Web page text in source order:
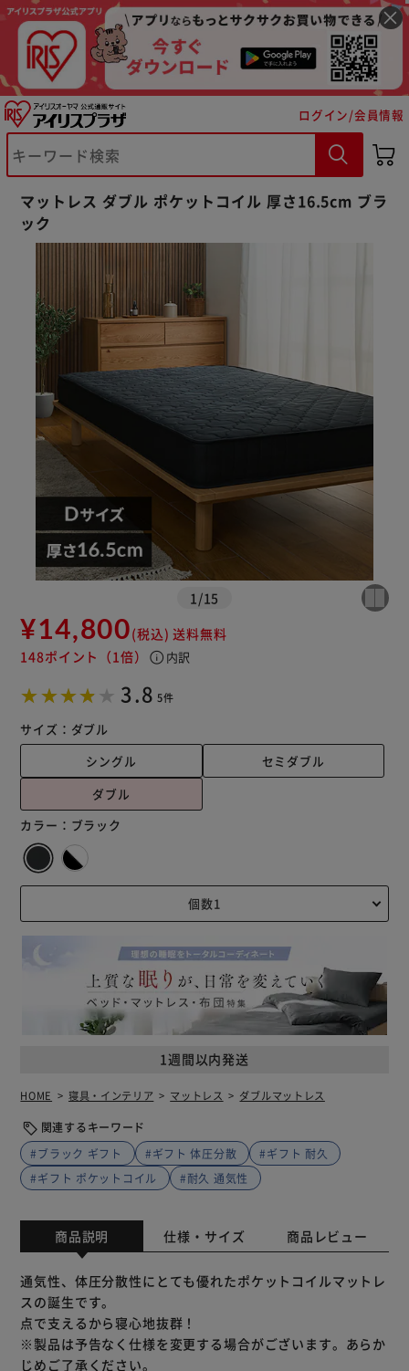
ログイン/会員情報
マットレス ダブル ポケットコイル 厚さ16.5cm ブラ
ック
1 /15
¥14,800(税込) 送料無料
148ポイント （1倍） info 内訳
3.8 5件
サイズ： ダブル
シングル
セミダブル
ダブル
カラー： ブラック
1週間以内発送
HOME 寝具・インテリア マットレス ダブルマットレス
関連するキーワード
#ブラック ギフト
#ギフト 体圧分散
#ギフト 耐久
#ギフト ポケットコイル
#耐久 通気性
商品説明 仕様・サイズ 商品レビュー
通気性、体圧分散性にとても優れたポケットコイルマットレ
スの誕生です。
点で支えるから寝心地抜群！
※製品は予告なく仕様を変更する場合がございます。あらか
じめご了承ください。
※ご確認ください
カートに入れる